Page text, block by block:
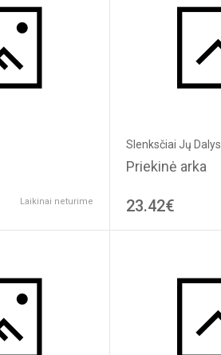
Laikinai neturime
Slenksčiai Jų Dalys
Priekinė arka
23.42€